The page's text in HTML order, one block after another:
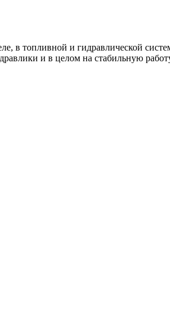
в топливной и гидравлической
и в целом на стабильную